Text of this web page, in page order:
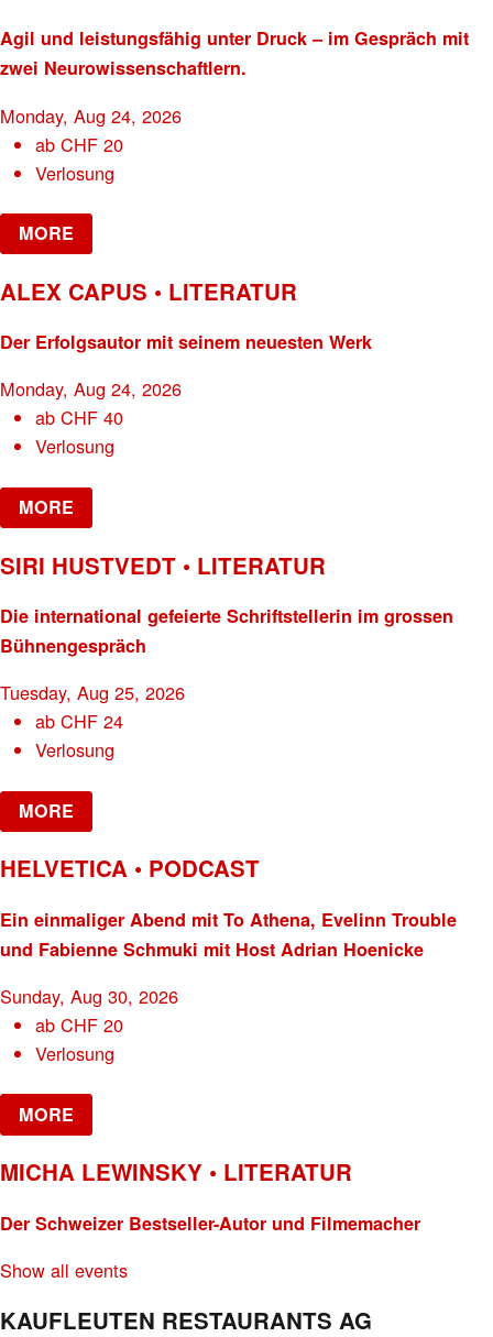
Agil und leistungsfähig unter Druck – im Gespräch mit
zwei Neurowissenschaftlern.
Monday, Aug 24, 2026
abCHF 20
Verlosung
MORE
ALEX CAPUS • LITERATUR
Der Erfolgsautor mit seinem neuesten Werk
Monday, Aug 24, 2026
abCHF 40
Verlosung
MORE
SIRI HUSTVEDT • LITERATUR
Die international gefeierte Schriftstellerin im grossen
Bühnengespräch
Tuesday, Aug 25, 2026
abCHF 24
Verlosung
MORE
HELVETICA • PODCAST
Ein einmaliger Abend mit To Athena, Evelinn Trouble
und Fabienne Schmuki mit Host Adrian Hoenicke
Sunday, Aug 30, 2026
abCHF 20
Verlosung
MORE
MICHA LEWINSKY • LITERATUR
Der Schweizer Bestseller-Autor und Filmemacher
Show all events
KAUFLEUTEN RESTAURANTS AG